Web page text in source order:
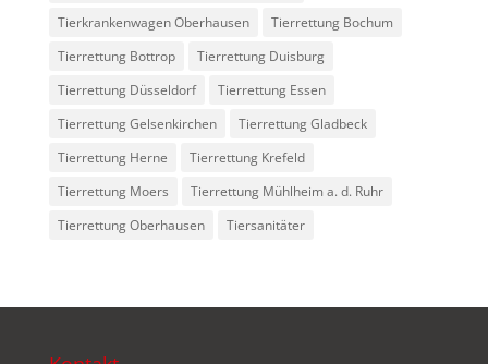
Tierkrankenwagen Oberhausen
Tierrettung Bochum
Tierrettung Bottrop
Tierrettung Duisburg
Tierrettung Düsseldorf
Tierrettung Essen
Tierrettung Gelsenkirchen
Tierrettung Gladbeck
Tierrettung Herne
Tierrettung Krefeld
Tierrettung Moers
Tierrettung Mühlheim a. d. Ruhr
Tierrettung Oberhausen
Tiersanitäter